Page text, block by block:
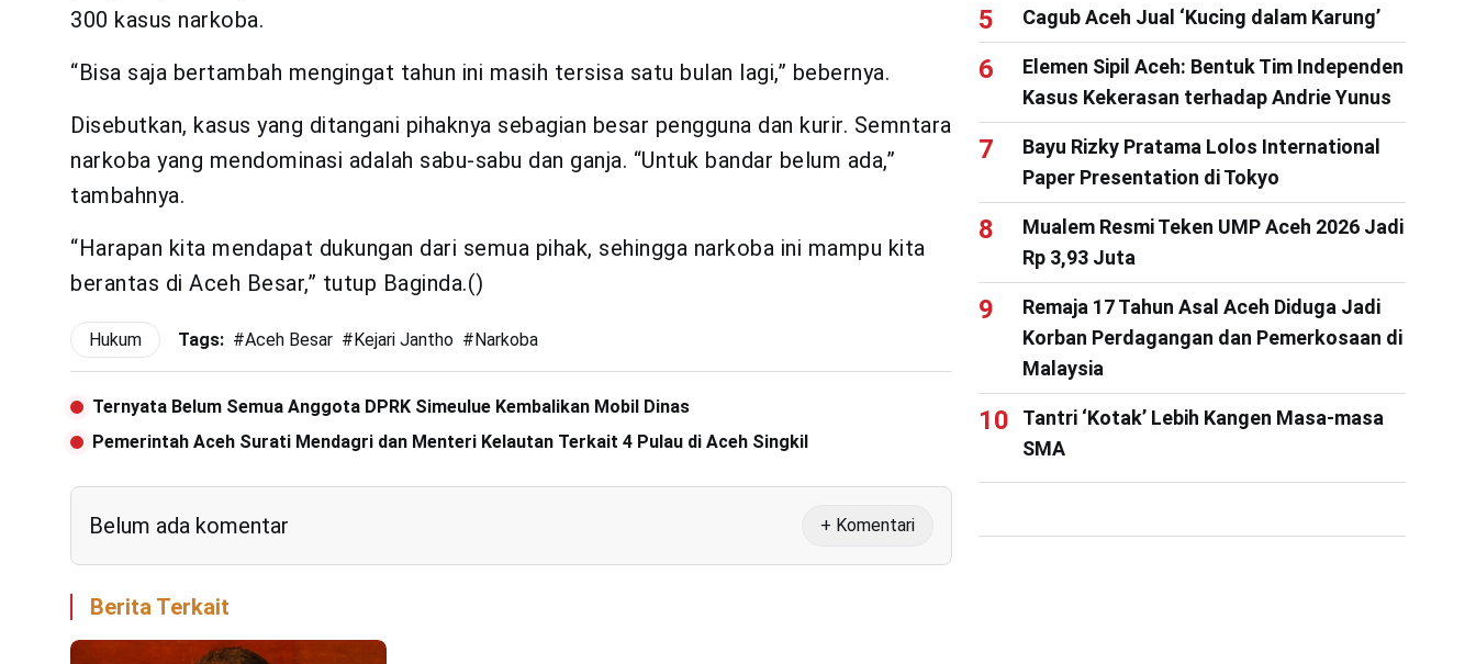
300 kasus narkoba.
“Bisa saja bertambah mengingat tahun ini masih tersisa satu bulan lagi,” bebernya.
Disebutkan, kasus yang ditangani pihaknya sebagian besar pengguna dan kurir. Semntara
narkoba yang mendominasi adalah sabu-sabu dan ganja. “Untuk bandar belum ada,”
tambahnya.
“Harapan kita mendapat dukungan dari semua pihak, sehingga narkoba ini mampu kita
berantas di Aceh Besar,” tutup Baginda.()
Hukum Tags: #Aceh Besar # Kejari Jantho # Narkoba
Ternyata Belum Semua Anggota DPRK Simeulue Kembalikan Mobil Dinas
Pemerintah Aceh Surati Mendagri dan Menteri Kelautan Terkait 4 Pulau di Aceh Singkil
Belum ada komentar + Komentari
Berita Terkait
Cagub Aceh Jual ‘Kucing dalam Karung’
Elemen Sipil Aceh: Bentuk Tim Independen
Kasus Kekerasan terhadap Andrie Yunus
Bayu Rizky Pratama Lolos International
Paper Presentation di Tokyo
Mualem Resmi Teken UMP Aceh 2026 Jadi
Rp 3,93 Juta
Remaja 17 Tahun Asal Aceh Diduga Jadi
Korban Perdagangan dan Pemerkosaan di
Malaysia
Tantri ‘Kotak’ Lebih Kangen Masa-masa
SMA